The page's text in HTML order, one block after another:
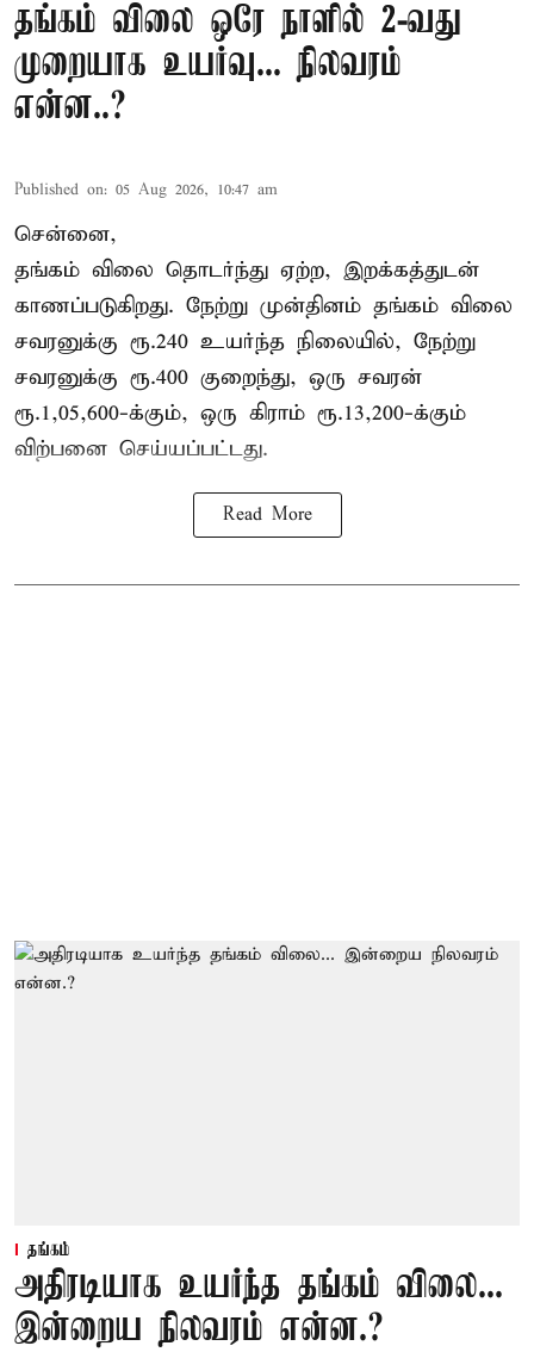
தங்கம் விலை ஒரே நாளில் 2-வது
முறையாக உயர்வு... நிலவரம்
என்ன..?
Published on: 05 Aug 2026, 10:47 am
சென்னை,
தங்கம் விலை தொடர்ந்து ஏற்ற, இறக்கத்துடன்
காணப்படுகிறது. நேற்று முன்தினம் தங்கம் விலை
சவரனுக்கு ரூ.240 உயர்ந்த நிலையில், நேற்று
சவரனுக்கு ரூ.400 குறைந்து, ஒரு சவரன்
ரூ.1,05,600-க்கும், ஒரு கிராம் ரூ.13,200-க்கும்
விற்பனை செய்யப்பட்டது.
Read More
தங்கம்
அதிரடியாக உயர்ந்த தங்கம் விலை...
இன்றைய நிலவரம் என்ன.?